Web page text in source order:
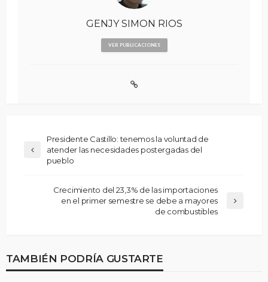
GENJY SIMON RIOS
VER PUBLICACIONES
Presidente Castillo: tenemos la voluntad de
atender las necesidades postergadas del
pueblo
Crecimiento del 23,3% de las importaciones
en el primer semestre se debe a mayores
de combustibles
TAMBIÉN PODRÍA GUSTARTE